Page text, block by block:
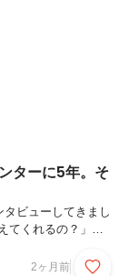
。── JobTechに入
もとエンジニアに興
ターに5年。そ
ビューしてきまし
てくれるの？」
となっておりますの
2ヶ月前